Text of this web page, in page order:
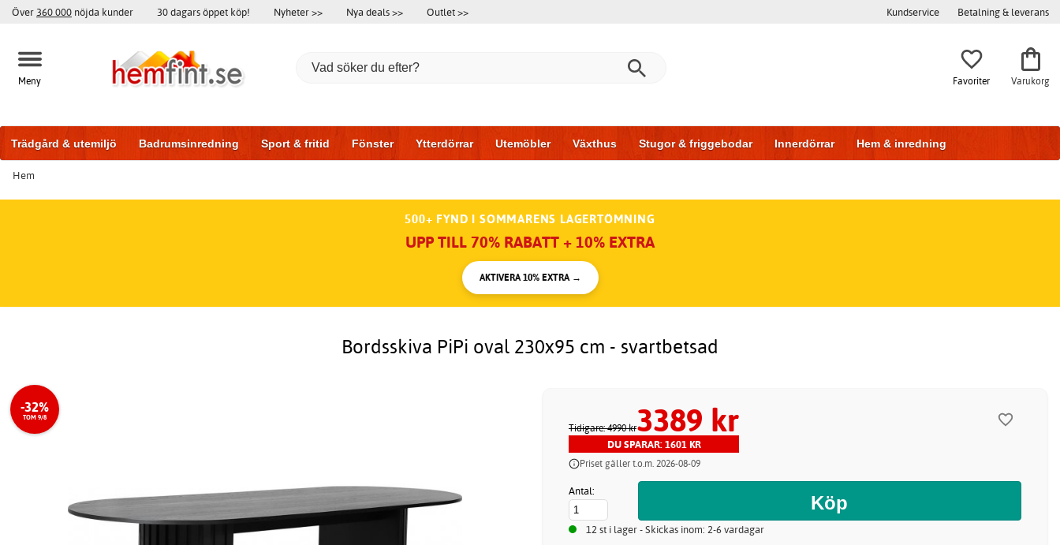
Över 360 000 nöjda kunder 30 dagars öppet köp! Nyheter >> Nya deals >> Outlet >> Kundservice Betalning & leverans
Meny Favoriter Varukorg
Trädgård & utemiljö Badrumsinredning Sport & fritid Fönster Ytterdörrar Utemöbler Växthus Stugor & friggebodar Innerdörrar Hem & inredning
Badrumsmöbler
Hem
500+ FYND I SOMMARENS LAGERTÖMNING
UPP TILL 70% RABATT + 10% EXTRA
AKTIVERA 10% EXTRA →
Bordsskiva PiPi oval 230x95 cm - svartbetsad
-32%
TOM 9/8
Tidigare: 4990 kr3389 kr
DU SPARAR: 1601 KR
Priset gäller t.o.m. 2026-08-09
Antal:
12 st i lager - Skickas inom: 2-6 vardagar